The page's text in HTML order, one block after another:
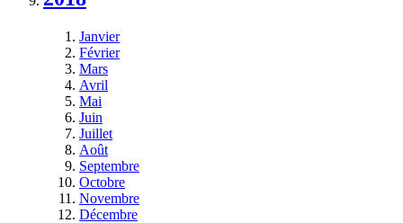
Janvier
Février
Mars
Avril
Mai
Juin
Juillet
Août
Septembre
Octobre
Novembre
Décembre